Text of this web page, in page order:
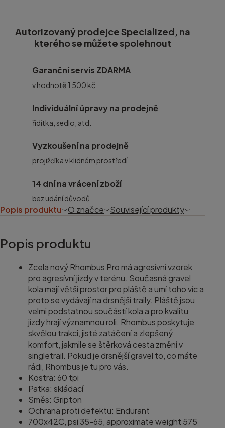
Autorizovaný prodejce Specialized, na
kterého se můžete spolehnout
Garanční servis ZDARMA
v hodnotě 1 500 kč
Individuální úpravy na prodejně
řídítka, sedlo, atd.
Vyzkoušení na prodejně
projižďka v klidném prostředí
14 dní na vrácení zboží
bez udání důvodů
Popis produktu O značce Související produkty
Popis produktu
Zcela nový Rhombus Pro má agresívní vzorek
pro agresívní jízdy v terénu. Současná gravel
kola mají větší prostor pro pláště a umí toho víc a
proto se vydávají na drsnější traily. Pláště jsou
velmi podstatnou součástí kola a pro kvalitu
jízdy hrají významnou roli. Rhombus poskytuje
skvělou trakci, jisté zatáčení a zlepšený
komfort, jakmile se štěrková cesta změní v
singletrail. Pokud je drsnější gravel to, co máte
rádi, Rhombus je tu pro vás.
Kostra: 60 tpi
Patka: skládací
Směs: Gripton
Ochrana proti defektu: Endurant
700x42C, psi 35-65, approximate weight 575